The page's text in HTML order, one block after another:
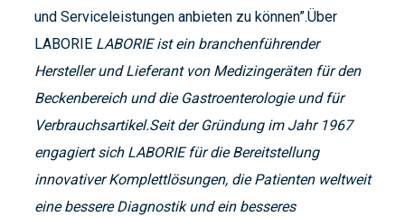
und Serviceleistungen anbieten zu können”.Über
LABORIE LABORIE ist ein branchenführender
Hersteller und Lieferant von Medizingeräten für den
Beckenbereich und die Gastroenterologie und für
Verbrauchsartikel.Seit der Gründung im Jahr 1967
engagiert sich LABORIE für die Bereitstellung
innovativer Komplettlösungen, die Patienten weltweit
eine bessere Diagnostik und ein besseres